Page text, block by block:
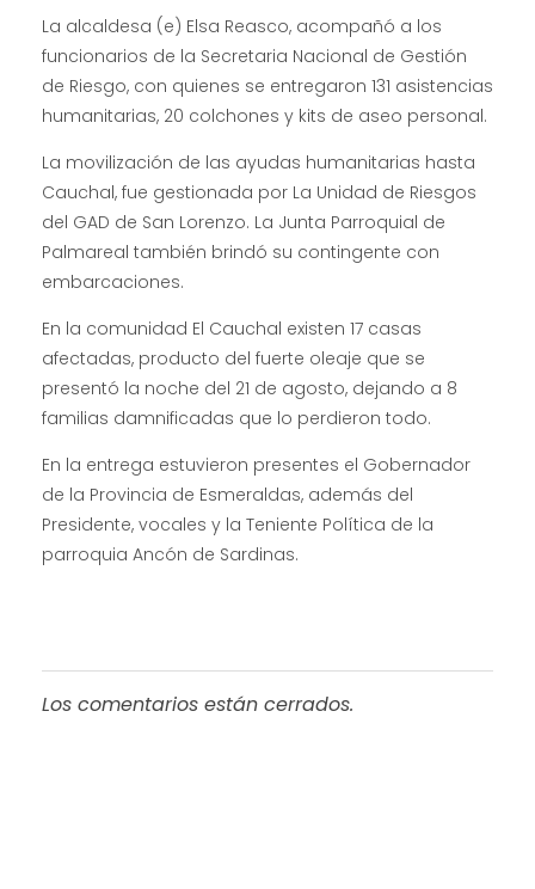
La alcaldesa (e) Elsa Reasco, acompañó a los
funcionarios de la Secretaria Nacional de Gestión
de Riesgo, con quienes se entregaron 131 asistencias
humanitarias, 20 colchones y kits de aseo personal.
La movilización de las ayudas humanitarias hasta
Cauchal, fue gestionada por La Unidad de Riesgos
del GAD de San Lorenzo. La Junta Parroquial de
Palmareal también brindó su contingente con
embarcaciones.
En la comunidad El Cauchal existen 17 casas
afectadas, producto del fuerte oleaje que se
presentó la noche del 21 de agosto, dejando a 8
familias damnificadas que lo perdieron todo.
En la entrega estuvieron presentes el Gobernador
de la Provincia de Esmeraldas, además del
Presidente, vocales y la Teniente Política de la
parroquia Ancón de Sardinas.
Los comentarios están cerrados.